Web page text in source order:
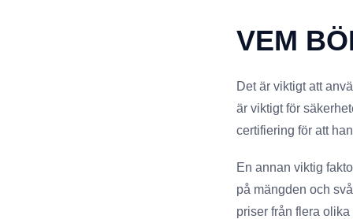
VEM
Det är viktigt att
är viktigt för
certifiering för att
En annan viktig
på mängden och
priser från flera